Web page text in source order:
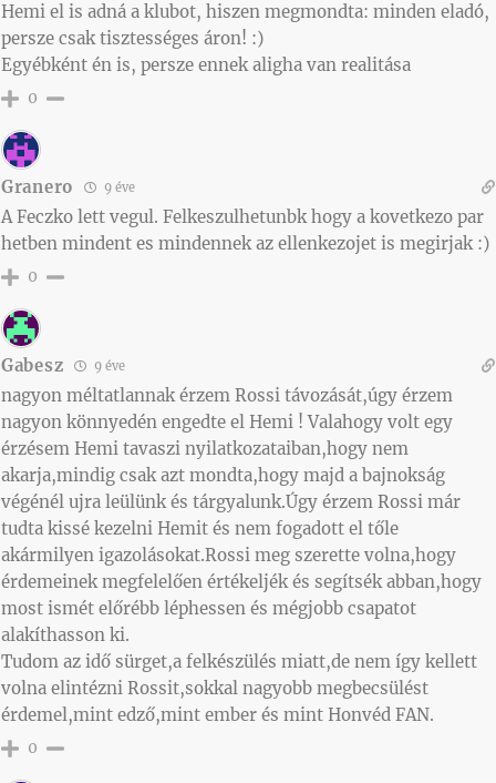
Hemi el is adná a klubot, hiszen megmondta: minden eladó,
persze csak tisztességes áron! :)
Egyébként én is, persze ennek aligha van realitása
0
Granero 9 éve
A Feczko lett vegul. Felkeszulhetunbk hogy a kovetkezo par
hetben mindent es mindennek az ellenkezojet is megirjak :)
0
Gabesz 9 éve
nagyon méltatlannak érzem Rossi távozását,úgy érzem
nagyon könnyedén engedte el Hemi ! Valahogy volt egy
érzésem Hemi tavaszi nyilatkozataiban,hogy nem
akarja,mindig csak azt mondta,hogy majd a bajnokság
végénél ujra leülünk és tárgyalunk.Úgy érzem Rossi már
tudta kissé kezelni Hemit és nem fogadott el tőle
akármilyen igazolásokat.Rossi meg szerette volna,hogy
érdemeinek megfelelően értékeljék és segítsék abban,hogy
most ismét előrébb léphessen és mégjobb csapatot
alakíthasson ki.
Tudom az idő sürget,a felkészülés miatt,de nem így kellett
volna elintézni Rossit,sokkal nagyobb megbecsülést
érdemel,mint edző,mint ember és mint Honvéd FAN.
0